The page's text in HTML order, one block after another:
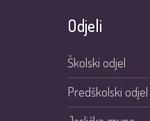
Odjeli
Školski odjel
Predškolski odjel